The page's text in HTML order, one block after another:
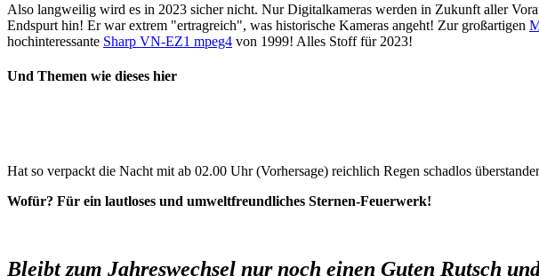
Also langweilig wird es in 2023 sicher nicht. Nur Digitalkameras werden in Zukunft aller
Endspurt hin! Er war extrem "ertragreich", was historische Kameras angeht! Zur großartigen
hochinteressante Sharp VN-EZ1 mpeg4 von 1999! Alles Stoff für 2023!
Und Themen wie dieses hier
Hat so verpackt die Nacht mit ab 02.00 Uhr (Vorhersage) reichlich Regen schadlos
Wofür? Für ein lautloses und umweltfreundliches Sternen-Feuerwerk!
Bleibt zum Jahreswechsel nur noch einen Guten Rutsch